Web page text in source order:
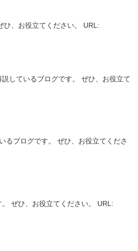
ひ、お役立てください。 URL:
しているブログです。 ぜひ、お役立て
るブログです。 ぜひ、お役立てくださ
。 ぜひ、お役立てください。 URL: